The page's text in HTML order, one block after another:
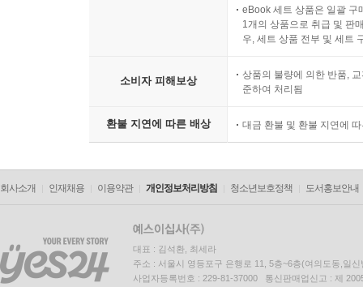
eBook 세트 상품은 일괄 구
1개의 상품으로 취급 및 판
우, 세트 상품 전부 및 세트
소비자 피해보상
상품의 불량에 의한 반품,
준하여 처리됨
환불 지연에 따른 배상 대금 환불 및 환불 지연에
회사소개 인재채용 이용약관 개인정보처리방침 청소년보호정책 도서홍보안내
대표 : 김석환, 최세라
주소 : 서울시 영등포구 은행로 11, 5층~6층(여의도동,일신
사업자등록번호 : 229-81-37000 통신판매업신고 : 제